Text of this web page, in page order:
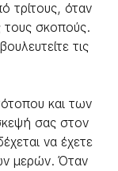
τρίτους, όταν
τους σκοπούς.
τις
και των
σας στον
να έχετε
μερών. Όταν